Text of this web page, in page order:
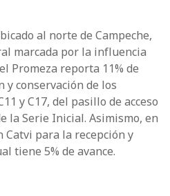
al norte de Campeche,
marcada por la influencia
Promeza reporta 11% de
y conservación de los
y C17, del pasillo de acceso
la Serie Inicial. Asimismo, en
Catvi para la recepción y
tiene 5% de avance.